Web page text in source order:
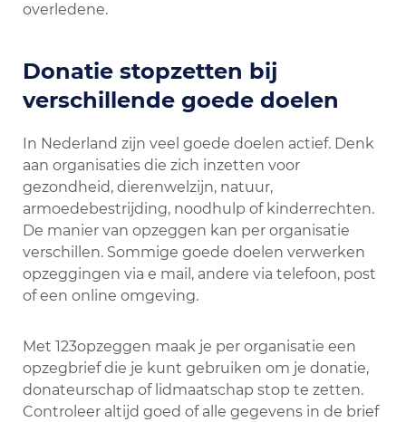
overledene.
Donatie stopzetten bij
verschillende goede doelen
In Nederland zijn veel goede doelen actief. Denk
aan organisaties die zich inzetten voor
gezondheid, dierenwelzijn, natuur,
armoedebestrijding, noodhulp of kinderrechten.
De manier van opzeggen kan per organisatie
verschillen. Sommige goede doelen verwerken
opzeggingen via e mail, andere via telefoon, post
of een online omgeving.
Met 123opzeggen maak je per organisatie een
opzegbrief die je kunt gebruiken om je donatie,
donateurschap of lidmaatschap stop te zetten.
Controleer altijd goed of alle gegevens in de brief